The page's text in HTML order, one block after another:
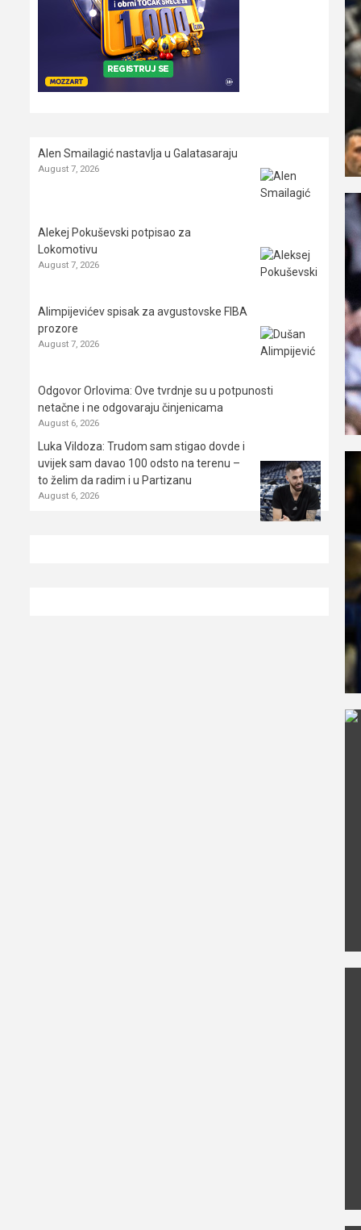
Alen Smailagić nastavlja u Galatasaraju
August 7, 2026
Alekej Pokuševski potpisao za
Lokomotivu
August 7, 2026
Alimpijevićev spisak za avgustovske FIBA
prozore
August 7, 2026
Odgovor Orlovima: ​Ove tvrdnje su u potpunosti
netačne i ne odgovaraju činjenicama
August 6, 2026
Luka Vildoza: Trudom sam stigao dovde i
uvijek sam davao 100 odsto na terenu –
to želim da radim i u Partizanu
August 6, 2026